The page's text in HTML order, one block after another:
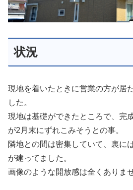
状況
現地を着いたときに営業の方が居
した。
現地は基礎ができたところで、完
が2月末にずれこみそうとの事。
隣地との間は密集していて、裏に
が建ってました。
画像のような開放感は全くありませ